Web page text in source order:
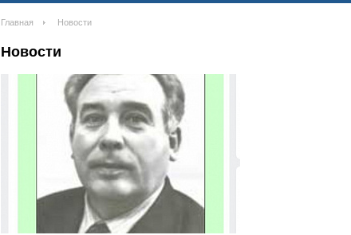
Главная Новости
Новости